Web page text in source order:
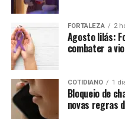
FORTALEZA 2
Agosto lilás:
combater a
COTIDIANO 1
Bloqueio de
novas regras